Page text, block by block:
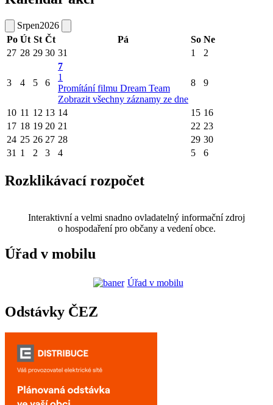
Srpen2026
Po Út St Čt Pá So Ne
27 28 29 30 31 1 2
3 4 5 6
7
1
Promítání filmu Dream Team
Zobrazit všechny záznamy ze dne
8 9
10 11 12 13 14 15 16
17 18 19 20 21 22 23
24 25 26 27 28 29 30
31 1 2 3 4 5 6
Rozklikávací rozpočet
Interaktivní a velmi snadno ovladatelný informační zdroj
o hospodaření pro občany a vedení obce.
Úřad v mobilu
Úřad v mobilu
Odstávky ČEZ